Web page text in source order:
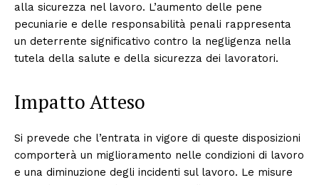
alla sicurezza nel lavoro. L’aumento delle pene
pecuniarie e delle responsabilità penali rappresenta
un deterrente significativo contro la negligenza nella
tutela della salute e della sicurezza dei lavoratori.
Impatto Atteso
Si prevede che l’entrata in vigore di queste disposizioni
comporterà un miglioramento nelle condizioni di lavoro
e una diminuzione degli incidenti sul lavoro. Le misure